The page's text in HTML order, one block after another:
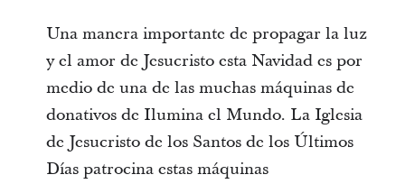
Una manera importante de propagar la luz
y el amor de Jesucristo esta Navidad es por
medio de una de las muchas máquinas de
donativos de Ilumina el Mundo. La Iglesia
de Jesucristo de los Santos de los Últimos
Días patrocina estas máquinas